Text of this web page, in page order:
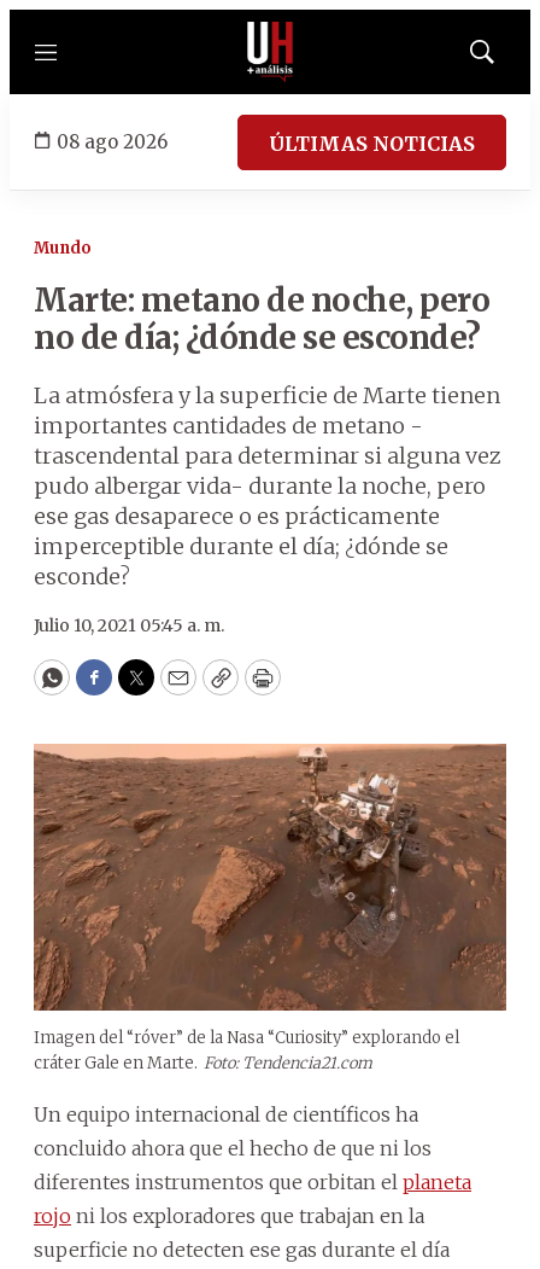
Menú
Mostrar
08 ago 2026 ÚLTIMAS NOTICIAS
Mundo
Marte: metano de noche, pero
no de día; ¿dónde se esconde?
La atmósfera y la superficie de Marte tienen
importantes cantidades de metano -
trascendental para determinar si alguna vez
pudo albergar vida- durante la noche, pero
ese gas desaparece o es prácticamente
imperceptible durante el día; ¿dónde se
esconde?
Julio 10, 2021 05:45 a. m.
WhatsApp
Facebook
Twitter
EmailCopyPrint
Imagen del “róver” de la Nasa “Curiosity” explorando el
cráter Gale en Marte. Foto: Tendencia21.com
Un equipo internacional de científicos ha
concluido ahora que el hecho de que ni los
diferentes instrumentos que orbitan el planeta
rojo ni los exploradores que trabajan en la
superficie no detecten ese gas durante el día